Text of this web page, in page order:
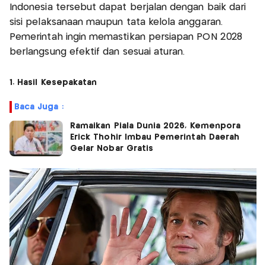
Indonesia tersebut dapat berjalan dengan baik dari
sisi pelaksanaan maupun tata kelola anggaran.
Pemerintah ingin memastikan persiapan PON 2028
berlangsung efektif dan sesuai aturan.
1. Hasil Kesepakatan
Baca Juga :
Ramaikan Piala Dunia 2026, Kemenpora
Erick Thohir Imbau Pemerintah Daerah
Gelar Nobar Gratis